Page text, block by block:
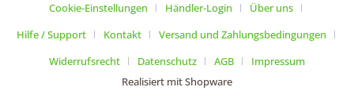
Cookie-Einstellungen Händler-Login
Über uns
Hilfe / Support
Kontakt
Versand und Zahlungsbedingungen
Widerrufsrecht
Datenschutz AGB
Impressum
Realisiert mit Shopware